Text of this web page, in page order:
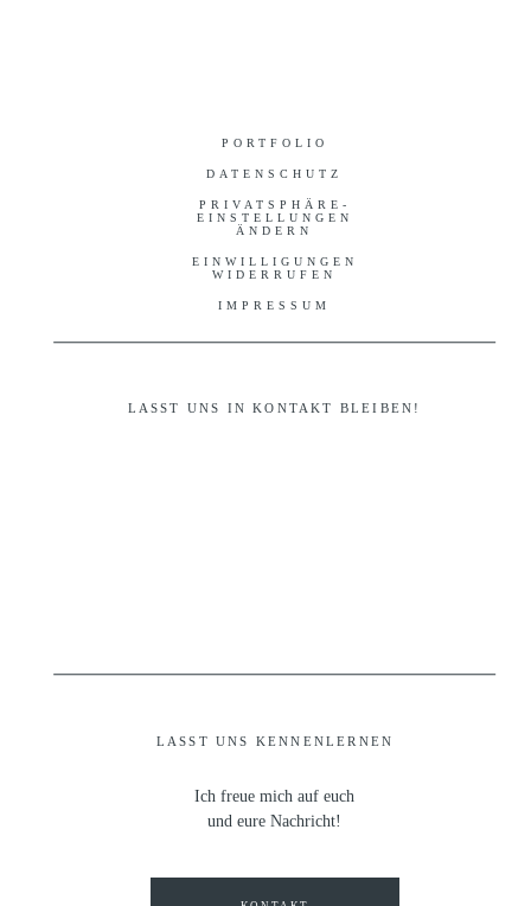
PORTFOLIO
DATENSCHUTZ
PRIVATSPHÄRE-
EINSTELLUNGEN
ÄNDERN
EINWILLIGUNGEN
WIDERRUFEN
IMPRESSUM
LASST UNS KENNENLERNEN
LASST UNS IN KONTAKT BLEIBEN!
Ich freue mich auf euch
und eure Nachricht!